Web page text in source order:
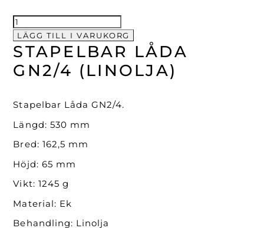
STAPELBAR LÅDA
GN2/4 (LINOLJA)
Stapelbar Låda GN2/4.
Längd: 530 mm
Bred: 162,5 mm
Höjd: 65 mm
Vikt: 1245 g
Material: Ek
Behandling: Linolja
Stapelbar
Låda
GN2/4
mängd
LÄGG TILL I VARUKORG